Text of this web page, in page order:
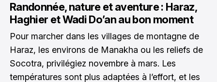
Randonnée, nature et aventure : Haraz,
Haghier et Wadi Do’an au bon moment
Pour marcher dans les villages de montagne de
Haraz, les environs de Manakha ou les reliefs de
Socotra, privilégiez novembre à mars. Les
températures sont plus adaptées à l’effort, et les